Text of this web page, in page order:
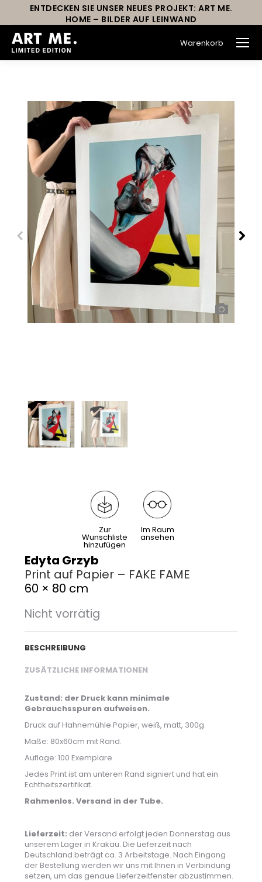
ENTDECKEN SIE UNSER NEUES PROJEKT: ART ME.
HOME – BILDER AUF LEINWAND
Warenkorb
Zur
Wunschliste
hinzufügen
Im Raum
ansehen
Edyta Grzyb
Print auf Papier – FAKE FAME
60 × 80 cm
Nicht vorrätig
BESCHREIBUNG
ZUSÄTZLICHE INFORMATIONEN
Zustand: der Druck kann minimale
Gebrauchsspuren aufweisen.
Druck auf Hahnemühle Papier, weiß, matt, 300g.
Maße: 80x60cm mit Rand.
Auflage: 100 Exemplare
Jedes Print ist am unteren Rand signiert und hat ein
Echtheitszertifikat.
Rahmenlos. Versand in der Tube.
Lieferzeit: der Versand erfolgt jeden Donnerstag aus
unserem Lager in Krakau. Die Lieferzeit nach
Deutschland beträgt ca. 3 Arbeitstage. Nach Eingang
der Bestellung werden wir uns mit Ihnen in Verbindung
setzen, um das genaue Lieferzeitfenster abzustimmen.